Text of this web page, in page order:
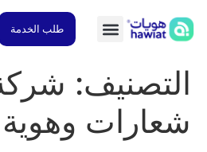
طلب الخدمة
شركة
وهوية